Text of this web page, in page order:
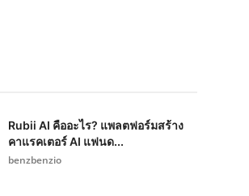
Rubii AI คืออะไร? แพลตฟอร์มสร้าง
คาแรคเตอร์ AI แฟนด...
benzbenzio